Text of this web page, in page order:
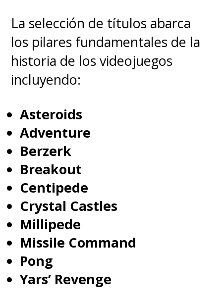
La selección de títulos abarca
los pilares fundamentales de la
historia de los videojuegos
incluyendo:
Asteroids
Adventure
Berzerk
Breakout
Centipede
Crystal Castles
Millipede
Missile Command
Pong
Yars’ Revenge